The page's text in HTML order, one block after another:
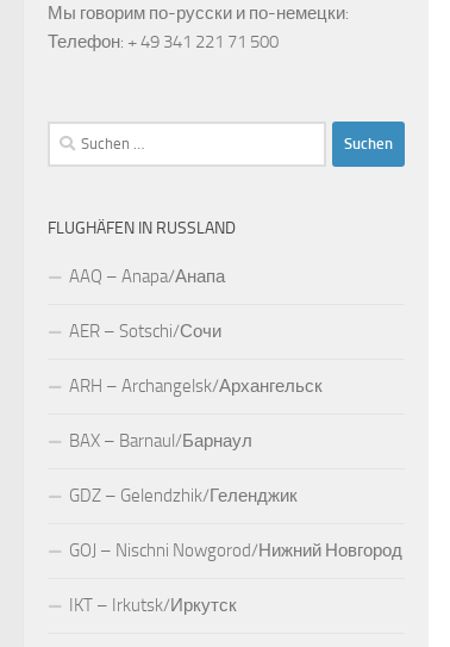
Мы говорим по-русски и по-немецки:
Телефон: + 49 341 221 71 500
Suchen
nach:
FLUGHÄFEN IN RUSSLAND
AAQ – Anapa/Анапа
AER – Sotschi/Сочи
ARH – Archangelsk/Архангельск
BAX – Barnaul/Барнаул
GDZ – Gelendzhik/Геленджик
GOJ – Nischni Nowgorod/Нижний Новгород
IKT – Irkutsk/Иркутск